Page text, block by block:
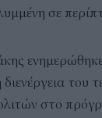
σε
του
στο